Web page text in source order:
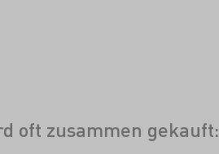
oft zusammen gekauft: